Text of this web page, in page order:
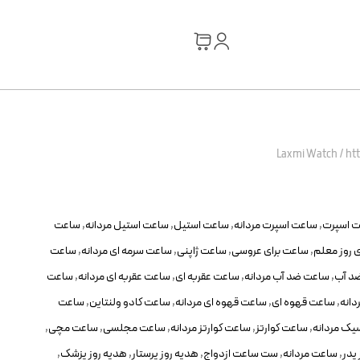
Laxmi Watch/
اسپرت,ساعت اسپرت مردانه,ساعت استیل,ساعت استیل مردانه,ساعت
روز معلم,ساعت برای عروسی,ساعت ژاپنی,ساعت سرمه ای مردانه,ساعت
آب,ساعت ضد آب مردانه,ساعت عقربه ای,ساعت عقربه ای مردانه,ساعت
,ساعت قهوه ای,ساعت قهوه ای مردانه,ساعت کادو ولنتاین,ساعت
مردانه,ساعت کوارتز,ساعت کوارتز مردانه,ساعت مجلسی,ساعت مچی,
,ساعت مردانه,ست ساعت ازدواج,هدیه روز پرستار,هدیه روز پزشک,